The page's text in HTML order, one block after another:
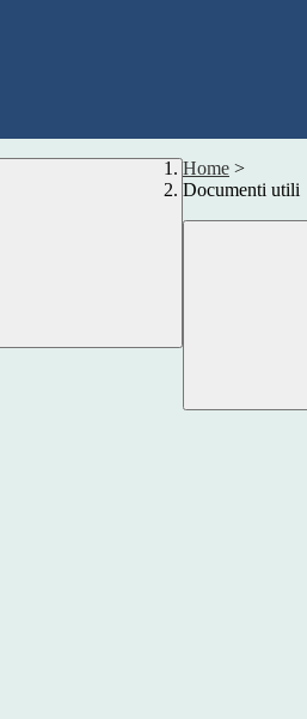
Home >
Documenti utili